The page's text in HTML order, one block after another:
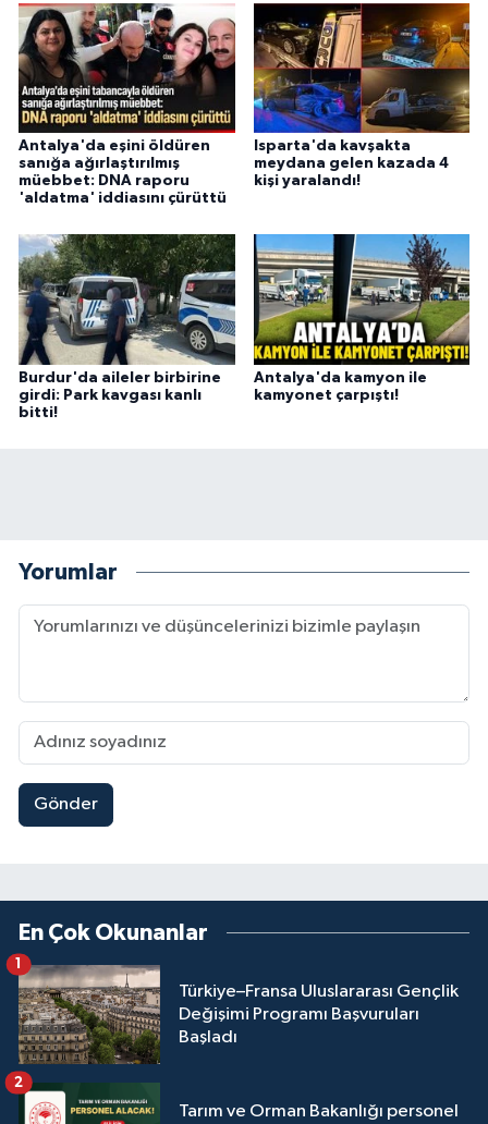
Antalya'da eşini öldüren
sanığa ağırlaştırılmış
müebbet: DNA raporu
'aldatma' iddiasını çürüttü
Isparta'da kavşakta
meydana gelen kazada 4
kişi yaralandı!
Burdur'da aileler birbirine
girdi: Park kavgası kanlı
bitti!
Antalya'da kamyon ile
kamyonet çarpıştı!
Yorumlar
Gönder
En Çok Okunanlar
Türkiye–Fransa Uluslararası Gençlik
Değişimi Programı Başvuruları
Başladı
1
Tarım ve Orman Bakanlığı personel
2